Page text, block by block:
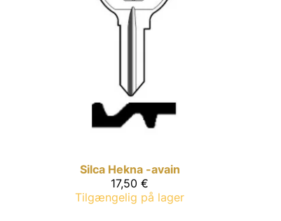
Silca Hekna -avain
17,50 €
Tilgængelig på lager